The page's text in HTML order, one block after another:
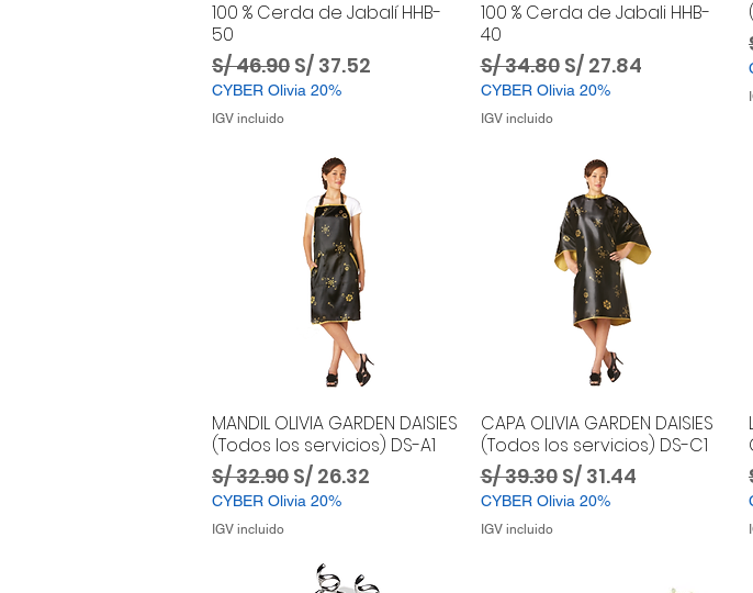
100 % Cerda de Jabalí HHB-
50
Precio
S/ 46.90 Precio de oferta
S/ 37.52
CYBER Olivia 20%
IGV incluido
100 % Cerda de Jabali HHB-
40
Precio
S/ 34.80 Precio de oferta
S/ 27.84
CYBER Olivia 20%
IGV incluido
MANDIL OLIVIA GARDEN DAISIES
(Todos los servicios) DS-A1
Precio
S/ 32.90 Precio de oferta
S/ 26.32
CYBER Olivia 20%
IGV incluido
CAPA OLIVIA GARDEN DAISIES
(Todos los servicios) DS-C1
Precio
S/ 39.30 Precio de oferta
S/ 31.44
CYBER Olivia 20%
IGV incluido